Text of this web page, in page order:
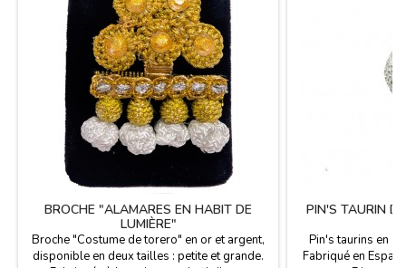
BROCHE "ALAMARES EN HABIT DE
LUMIÈRE"
Broche "Costume de torero" en or et argent,
disponible en deux tailles : petite et grande.
PIN'S TAURIN
Pin's taurins en
Fabriqué en